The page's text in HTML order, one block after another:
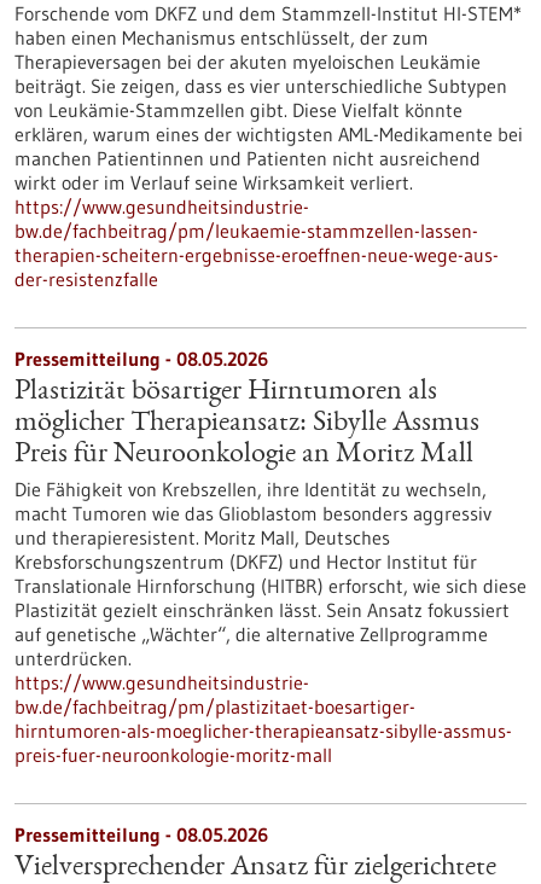
Forschende vom DKFZ und dem Stammzell-Institut HI-STEM*
haben einen Mechanismus entschlüsselt, der zum
Therapieversagen bei der akuten myeloischen Leukämie
beiträgt. Sie zeigen, dass es vier unterschiedliche Subtypen
von Leukämie-Stammzellen gibt. Diese Vielfalt könnte
erklären, warum eines der wichtigsten AML-Medikamente bei
manchen Patientinnen und Patienten nicht ausreichend
wirkt oder im Verlauf seine Wirksamkeit verliert.
https://www.gesundheitsindustrie-
bw.de/fachbeitrag/pm/leukaemie-stammzellen-lassen-
therapien-scheitern-ergebnisse-eroeffnen-neue-wege-aus-
der-resistenzfalle
Pressemitteilung - 08.05.2026
Plastizität bösartiger Hirntumoren als
möglicher Therapieansatz: Sibylle Assmus
Preis für Neuroonkologie an Moritz Mall
Die Fähigkeit von Krebszellen, ihre Identität zu wechseln,
macht Tumoren wie das Glioblastom besonders aggressiv
und therapieresistent. Moritz Mall, Deutsches
Krebsforschungszentrum (DKFZ) und Hector Institut für
Translationale Hirnforschung (HITBR) erforscht, wie sich diese
Plastizität gezielt einschränken lässt. Sein Ansatz fokussiert
auf genetische „Wächter“, die alternative Zellprogramme
unterdrücken.
https://www.gesundheitsindustrie-
bw.de/fachbeitrag/pm/plastizitaet-boesartiger-
hirntumoren-als-moeglicher-therapieansatz-sibylle-assmus-
preis-fuer-neuroonkologie-moritz-mall
Pressemitteilung - 08.05.2026
Vielversprechender Ansatz für zielgerichtete